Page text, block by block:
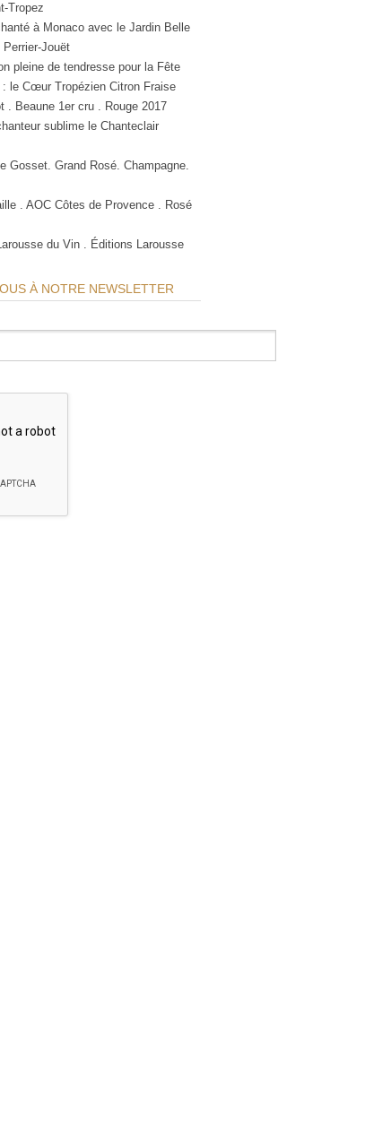
Tropez
à Monaco avec le Jardin Belle
Perrier-Jouët
pleine de tendresse pour la Fête
le Cœur Tropézien Citron Fraise
. Beaune 1er cru . Rouge 2017
sublime le Chanteclair
Gosset. Grand Rosé. Champagne.
. AOC Côtes de Provence . Rosé
du Vin . Éditions Larousse
À NOTRE NEWSLETTER